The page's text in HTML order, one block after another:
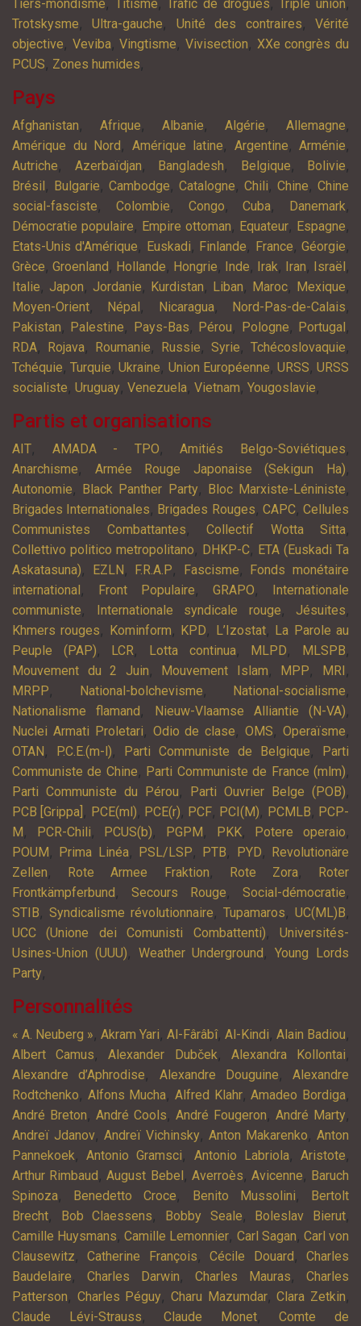
Tiers-mondisme, Titisme, Trafic de drogues, Triple union,
Trotskysme,Ultra-gauche, Unité des contraires,Vérité
objective, Veviba,Vingtisme,Vivisection, XXe congrès du
PCUS, Zones humides,
Pays
Afghanistan, Afrique, Albanie, Algérie, Allemagne,
Amérique du Nord , Amérique latine, Argentine, Arménie,
Autriche, Azerbaïdjan, Bangladesh, Belgique, Bolivie,
Brésil , Bulgarie, Cambodge, Catalogne, Chili, Chine, Chine
social-fasciste, Colombie, Congo,Cuba, Danemark,
Démocratie populaire, Empire ottoman, Equateur, Espagne,
Etats-Unis d'Amérique, Euskadi, Finlande, France,Géorgie,
Grèce, Groenland , Hollande, Hongrie, Inde, Irak, Iran, Israël ,
Italie, Japon, Jordanie, Kurdistan, Liban, Maroc, Mexique,
Moyen-Orient, Népal , Nicaragua, Nord-Pas-de-Calais,
Pakistan, Palestine, Pays-Bas, Pérou, Pologne, Portugal ,
RDA, Rojava, Roumanie, Russie, Syrie, Tchécoslovaquie,
Tchéquie,Turquie,Ukraine, Union Européenne, URSS,URSS
socialiste, Uruguay, Venezuela, Vietnam, Yougoslavie,
Partis et organisations
AIT, AMADA - TPO,Amitiés Belgo-Soviétiques,
Anarchisme, Armée Rouge Japonaise (Sekigun Ha),
Autonomie, Black Panther Party, Bloc Marxiste-Léniniste,
Brigades Internationales, Brigades Rouges, CAPC,Cellules
Communistes Combattantes, Collectif Wotta Sitta,
Collettivo politico metropolitano, DHKP-C, ETA (Euskadi Ta
Askatasuna), EZLN , F.R.A.P, Fascisme,
Fonds monétaire
international , Front Populaire, GRAPO,
Internationale
communiste, Internationale syndicale rouge, Jésuites,
Khmers rouges, Kominform, KPD, L’Izostat, La Parole au
Peuple (PAP), LCR, Lotta continua, MLPD, MLSPB,
Mouvement du 2 Juin, Mouvement Islam, MPP, MRI ,
MRPP, National-bolchevisme, National-socialisme,
Nationalisme flamand , Nieuw-Vlaamse Alliantie (N-VA),
Nuclei Armati Proletari, Odio de clase,OMS,Operaïsme,
OTAN , P.C.E.(m-l), Parti Communiste de Belgique,
Parti
Communiste de Chine, Parti Communiste de France (mlm),
Parti Communiste du Pérou, Parti Ouvrier Belge (POB),
PCB [Grippa] , PCE(ml), PCE(r), PCF, PCI(M), PCMLB, PCP-
M , PCR-Chili, PCUS(b), PGPM , PKK, Potere operaio,
POUM , Prima Linéa, PSL/LSP, PTB, PYD,
Revolutionäre
Zellen, Rote Armee Fraktion, Rote Zora,
Roter
Frontkämpferbund , Secours Rouge, Social-démocratie,
STIB, Syndicalisme révolutionnaire, Tupamaros, UC(ML)B,
UCC (Unione dei Comunisti Combattenti),Universités-
Usines-Union (UUU), Weather Underground ,Young Lords
Party,
Personnalités
« A. Neuberg », Akram Yari, Al-Fârâbî, Al-Kindi, Alain Badiou,
Albert Camus,Alexander Dubček, Alexandra Kollontai,
Alexandre d’Aphrodise, Alexandre Douguine, Alexandre
Rodtchenko, Alfons Mucha,Alfred Klahr,Amadeo Bordiga,
André Breton, André Cools, André Fougeron, André Marty,
Andreï Jdanov, Andreï Vichinsky, Anton Makarenko, Anton
Pannekoek,Antonio Gramsci, Antonio Labriola,Aristote,
Arthur Rimbaud ,August Bebel , Averroès, Avicenne, Baruch
Spinoza, Benedetto Croce, Benito Mussolini,
Bertolt
Brecht, Bob Claessens, Bobby Seale, Boleslav Bierut,
Camille Huysmans,Camille Lemonnier, Carl Sagan, Carl von
Clausewitz,Catherine François,Cécile Douard ,Charles
Baudelaire, Charles Darwin, Charles Mauras, Charles
Patterson, Charles Péguy,Charu Mazumdar,Clara Zetkin,
Claude Lévi-Strauss,Claude Monet,Comte de